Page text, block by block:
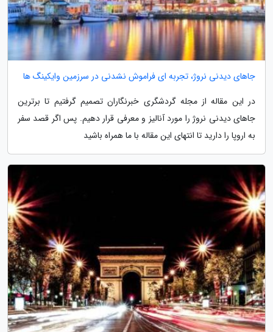
جاهای دیدنی نروژ، تجربه ای فراموش نشدنی در سرزمین وایکینگ ها
در این مقاله از مجله گردشگری خبرنگاران تصمیم گرفتیم تا برترین
جاهای دیدنی نروژ را مورد آنالیز و معرفی قرار دهیم. پس اگر قصد سفر
به اروپا را دارید تا انتهای این مقاله با ما همراه باشید